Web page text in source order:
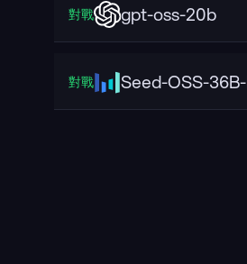
對戰 gpt-oss-20b
對戰 Seed-OSS-